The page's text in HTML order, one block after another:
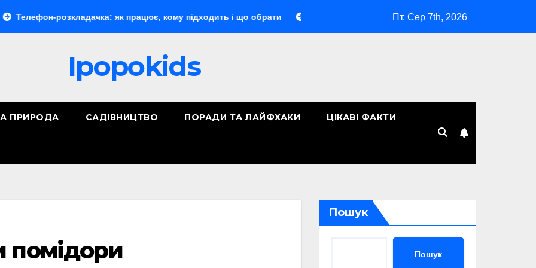
розкладачка: як працює, кому підходить і що обрати «Макіяж без макіяжу»: як японська декоративна косметика
Пт. Сер 7th, 2026
Ipopokids
ПРИРОДА САДІВНИЦТВО ПОРАДИ ТА ЛАЙФХАКИ ЦІКАВІ ФАКТИ
помідори
Пошук
Пошук